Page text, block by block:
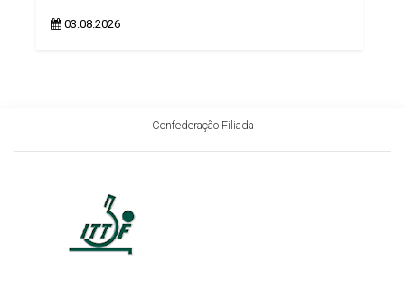
03.08.2026
Confederação Filiada